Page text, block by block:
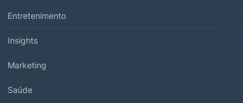
Entretenimento
Insights
Marketing
Saúde